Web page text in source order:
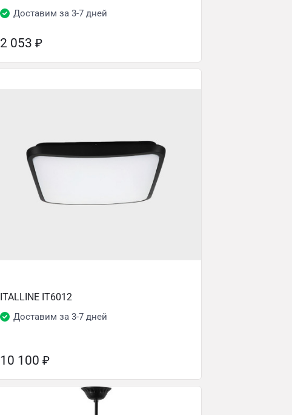
Доставим за 3-7 дней
2 053 ₽
ITALLINE IT6012
Доставим за 3-7 дней
10 100 ₽